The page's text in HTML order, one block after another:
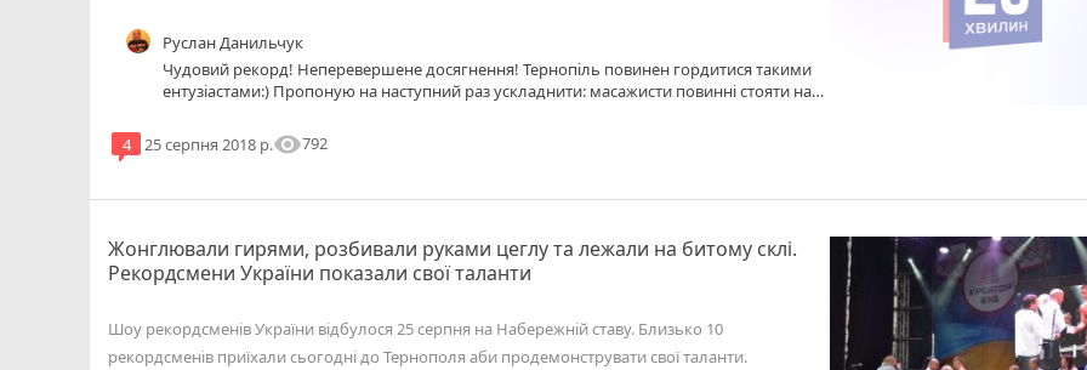
Руслан Данильчук
Чудовий рекорд! Неперевершене досягнення! Тернопіль повинен гордитися такими
ентузіастами:) Пропоную на наступний раз ускладнити: масажисти повинні стояти на
тернополянина масажувати бурята! Оце буде справжній рекорд!!!
4 25 серпня 2018 р.visibility792
Жонглювали гирями, розбивали руками цеглу та лежали на битому склі.
Рекордсмени України показали свої таланти
Шоу рекордсменів України відбулося 25 серпня на Набережній ставу. Близько 10
рекордсменів приїхали сьогодні до Тернополя аби продемонструвати свої таланти.